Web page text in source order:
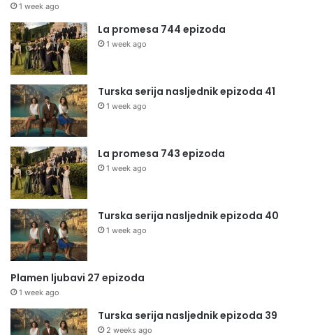
1 week ago
La promesa 744 epizoda
1 week ago
Turska serija nasljednik epizoda 41
1 week ago
La promesa 743 epizoda
1 week ago
Turska serija nasljednik epizoda 40
1 week ago
Plamen ljubavi 27 epizoda
1 week ago
Turska serija nasljednik epizoda 39
2 weeks ago